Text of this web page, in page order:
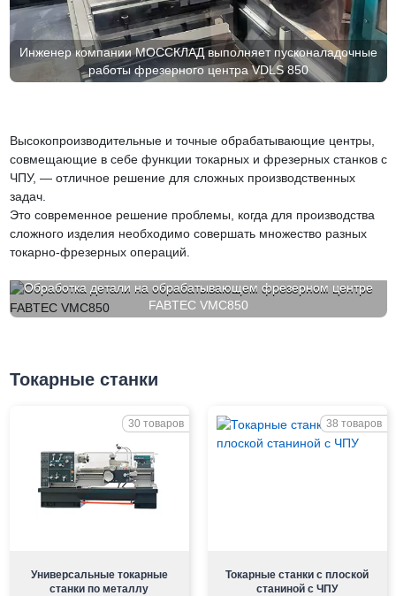
Инженер компании МОССКЛАД выполняет пусконаладочные
работы фрезерного центра VDLS 850
Высокопроизводительные и точные обрабатывающие центры,
совмещающие в себе функции токарных и фрезерных станков с
ЧПУ, — отличное решение для сложных производственных
задач.
Это современное решение проблемы, когда для производства
сложного изделия необходимо совершать множество разных
токарно-фрезерных операций.
Обработка детали на обрабатывающем фрезерном центре
FABTEC VMC850
Токарные станки
30 товаров
Универсальные токарные
станки по металлу
38 товаров
Токарныe станки с плоской
станиной с ЧПУ